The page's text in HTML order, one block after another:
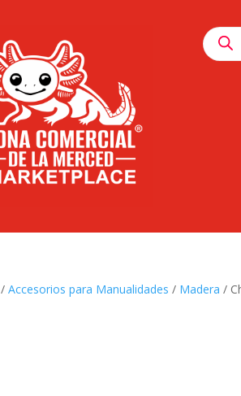
search
/Accesorios para Manualidades / Madera /